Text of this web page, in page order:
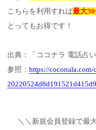
こちらを利用すれば最大
とってもお得です！
出典：「ココナラ 電話占
参照： https://
＼＼新規会員登録で最